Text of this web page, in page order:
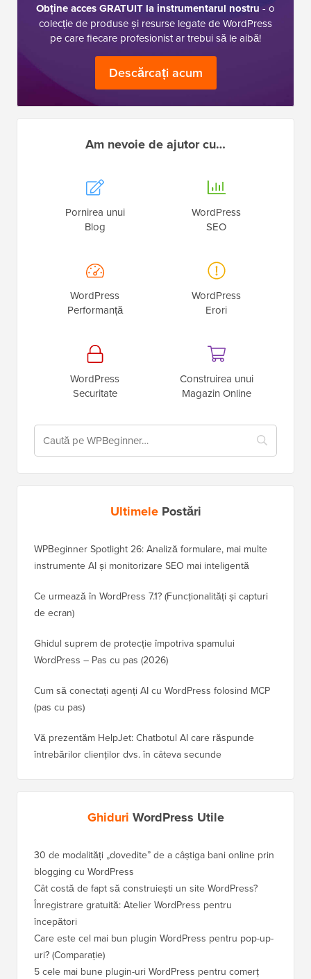
Obține acces GRATUIT la instrumentarul nostru - o
colecție de produse și resurse legate de WordPress
pe care fiecare profesionist ar trebui să le aibă!
Descărcați acum
Am nevoie de ajutor cu…
Pornirea unui
Blog
WordPress
SEO
WordPress
Performanță
WordPress
Erori
WordPress
Securitate
Construirea unui
Magazin Online
UltimelePostări
WPBeginner Spotlight 26: Analiză formulare, mai multe
instrumente AI și monitorizare SEO mai inteligentă
Ce urmează în WordPress 7.1? (Funcționalități și capturi
de ecran)
Ghidul suprem de protecție împotriva spamului
WordPress – Pas cu pas (2026)
Cum să conectați agenți AI cu WordPress folosind MCP
(pas cu pas)
Vă prezentăm HelpJet: Chatbotul AI care răspunde
întrebărilor clienților dvs. în câteva secunde
Ghiduri WordPress Utile
30 de modalități „dovedite” de a câștiga bani online prin
blogging cu WordPress
Cât costă de fapt să construiești un site WordPress?
Înregistrare gratuită: Atelier WordPress pentru
începători
Care este cel mai bun plugin WordPress pentru pop-up-
uri? (Comparație)
5 cele mai bune plugin-uri WordPress pentru comerț